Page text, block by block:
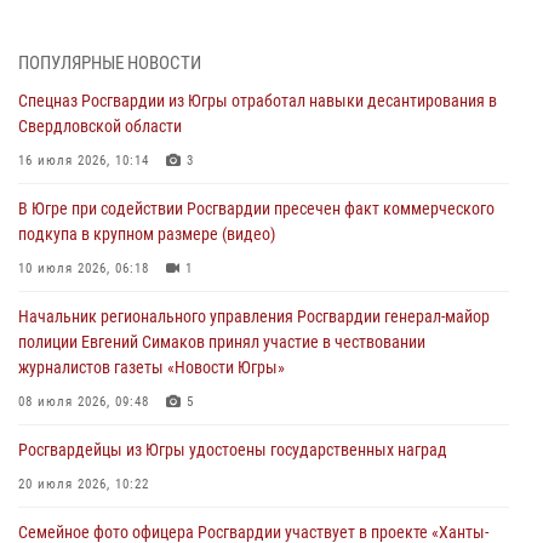
Военнослужащие Росгвардии сбили дрон-разведчик ВСУ на южном
направлении
Офицеры Росгвардии и ветераны войск правопорядка почтили
память генерала армии Ивана Кирилловича Яковлева
В Югре при силовой поддержке ОМОН Росгвардии задержаны
подозреваемые в страховом мошенничестве
06 августа 2026, 09:07
Урайский отдел вневедомственной охраны Росгвардии отмечает
60-летний юбилей
ПОПУЛЯРНЫЕ НОВОСТИ
Спецназ Росгвардии из Югры отработал навыки десантирования в
Свердловской области
16 июля 2026, 10:14 3
В Югре при содействии Росгвардии пресечен факт коммерческого
подкупа в крупном размере (видео)
10 июля 2026, 06:18 1
Начальник регионального управления Росгвардии генерал-майор
полиции Евгений Симаков принял участие в чествовании
журналистов газеты «Новости Югры»
08 июля 2026, 09:48 5
Росгвардейцы из Югры удостоены государственных наград
20 июля 2026, 10:22
Семейное фото офицера Росгвардии участвует в проекте «Ханты-